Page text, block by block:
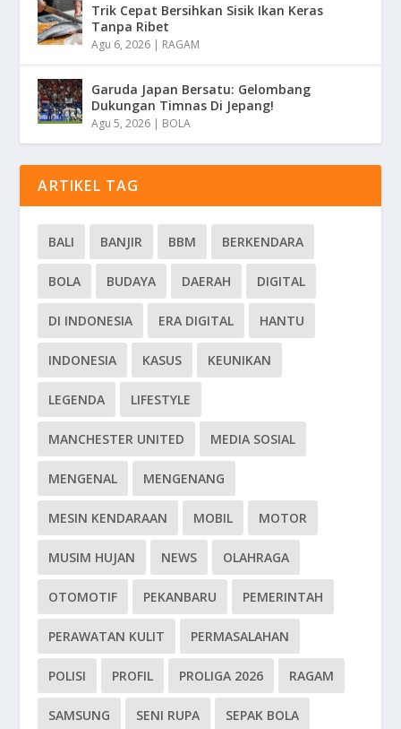
Trik Cepat Bersihkan Sisik Ikan Keras
Tanpa Ribet
Agu 6, 2026 | RAGAM
Garuda Japan Bersatu: Gelombang
Dukungan Timnas Di Jepang!
Agu 5, 2026 | BOLA
ARTIKEL TAG
BALI BANJIR BBM BERKENDARA
BOLA BUDAYA DAERAH DIGITAL
DI INDONESIA ERA DIGITAL HANTU
INDONESIA KASUS KEUNIKAN
LEGENDA LIFESTYLE
MANCHESTER UNITED MEDIA SOSIAL
MENGENAL MENGENANG
MESIN KENDARAAN MOBIL MOTOR
MUSIM HUJAN NEWS OLAHRAGA
OTOMOTIF PEKANBARU PEMERINTAH
PERAWATAN KULIT PERMASALAHAN
POLISI PROFIL PROLIGA 2026 RAGAM
SAMSUNG SENI RUPA SEPAK BOLA